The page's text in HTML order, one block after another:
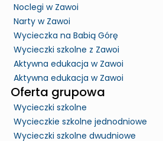
Noclegi w Zawoi
Narty w Zawoi
Wycieczka na Babią Górę
Wycieczki szkolne z Zawoi
Aktywna edukacja w Zawoi
Aktywna edukacja w Zawoi
Oferta grupowa
Wycieczki szkolne
Wycieczkie szkolne jednodniowe
Wycieczki szkolne dwudniowe